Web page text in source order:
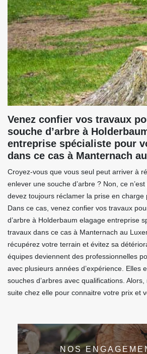
Venez confier vos travaux
souche d’arbre à
entreprise spécialiste pour
dans ce cas à Manternach
Croyez-vous que vous seul peut arriver à
enlever une souche d’arbre ? Non, ce
devez toujours réclamer la prise en charge
Dans ce cas, venez confier vos travaux
d’arbre à Holderbaum elagage entreprise
travaux dans ce cas à Manternach au
récupérez votre terrain et évitez sa
équipes deviennent des professionnelles
avec plusieurs années d’expérience. Elles
souches d’arbres avec qualifications.
suite chez elle pour connaitre votre prix et
NOS